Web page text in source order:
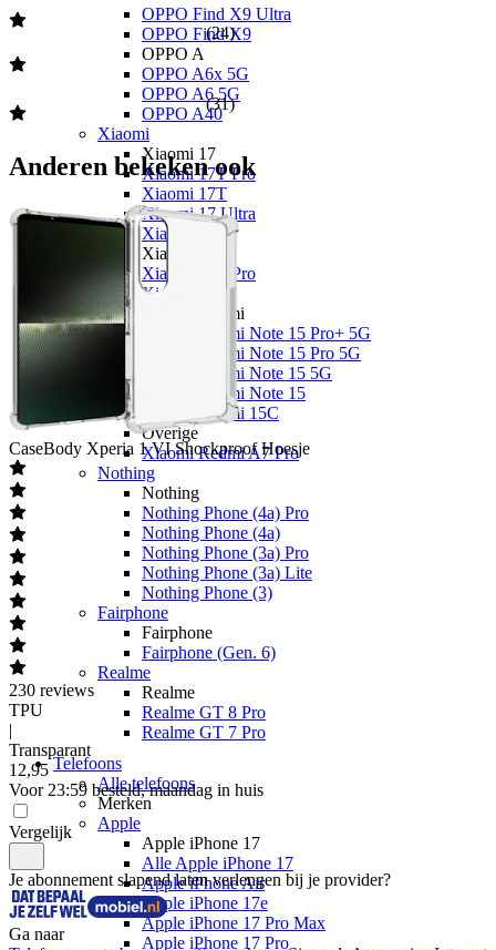
OPPO Find X9 Ultra
OPPO Find X9
OPPO A
OPPO A6x 5G
OPPO A6 5G
OPPO A40
Xiaomi
Xiaomi 17
Xiaomi 17T Pro
Xiaomi 17T
Xiaomi 17 Ultra
Xiaomi 17
Xiaomi 15
Xiaomi 15T Pro
Xiaomi 15T
Xiaomi Redmi
Xiaomi Redmi Note 15 Pro+ 5G
Xiaomi Redmi Note 15 Pro 5G
Xiaomi Redmi Note 15 5G
Xiaomi Redmi Note 15
Xiaomi Redmi 15C
Overige
Xiaomi Redmi A7 Pro
Nothing
Nothing
Nothing Phone (4a) Pro
Nothing Phone (4a)
Nothing Phone (3a) Pro
Nothing Phone (3a) Lite
Nothing Phone (3)
Fairphone
Fairphone
Fairphone (Gen. 6)
Realme
Realme
Realme GT 8 Pro
Realme GT 7 Pro
Telefoons
Alle telefoons
Merken
Apple
Apple iPhone 17
Alle Apple iPhone 17
Apple iPhone Air
Apple iPhone 17e
Apple iPhone 17 Pro Max
Apple iPhone 17 Pro
(24)
(31)
Anderen bekeken ook
CaseBody Xperia 1 VI Shockproof Hoesje
230 reviews
TPU
|
Transparant
12,95
Voor 23:59 besteld, maandag in huis
Vergelijk
Je abonnement slapend laten verlengen bij je provider?
Ga naar